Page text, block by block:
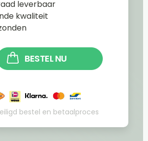
leverbaar
kwaliteit
BESTEL NU
bestel en betaalproces